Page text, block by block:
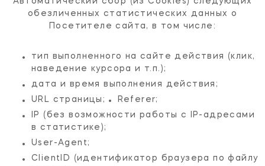
обезличенных статистических данных о
Посетителе сайта, в том числе:
тип выполненного на сайте действия (клик,
наведение курсора и т.п.);
дата и время выполнения действия;
URL страницы;
Referer;
IP (без возможности работы с IP-адресами
в статистике);
User-Agent;
ClientID (идентификатор браузера по файлу